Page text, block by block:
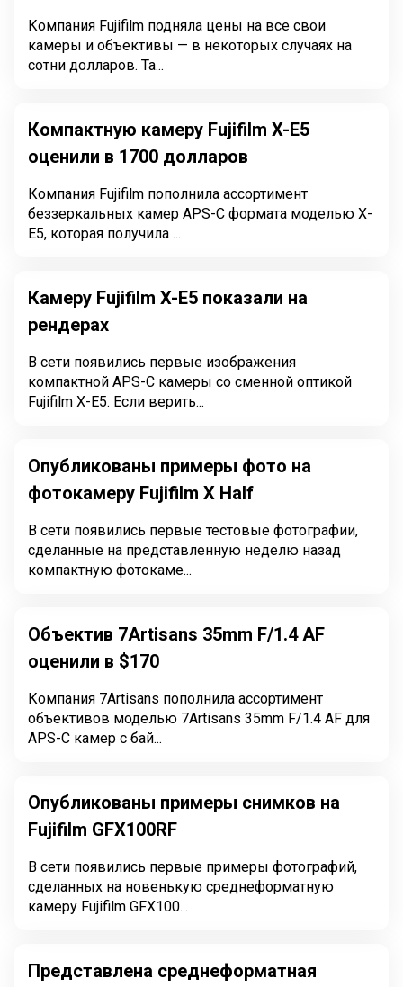
Компания Fujifilm подняла цены на все свои
камеры и объективы — в некоторых случаях на
сотни долларов. Та...
Компактную камеру Fujifilm X-E5
оценили в 1700 долларов
Компания Fujifilm пополнила ассортимент
беззеркальных камер APS-C формата моделью X-
E5, которая получила ...
Камеру Fujifilm X-E5 показали на
рендерах
В сети появились первые изображения
компактной APS-C камеры со сменной оптикой
Fujifilm X-E5. Если верить...
Опубликованы примеры фото на
фотокамеру Fujifilm X Half
В сети появились первые тестовые фотографии,
сделанные на представленную неделю назад
компактную фотокаме...
Объектив 7Artisans 35mm F/1.4 AF
оценили в $170
Компания 7Artisans пополнила ассортимент
объективов моделью 7Artisans 35mm F/1.4 AF для
APS-C камер с бай...
Опубликованы примеры снимков на
Fujifilm GFX100RF
В сети появились первые примеры фотографий,
сделанных на новенькую среднеформатную
камеру Fujifilm GFX100...
Представлена среднеформатная